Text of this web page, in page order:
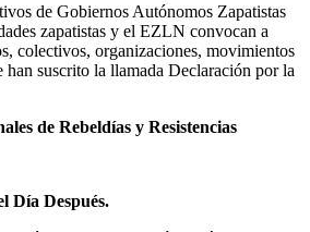
de Gobiernos Autónomos Zapatistas
zapatistas y el EZLN convocan a
colectivos, organizaciones, movimientos
suscrito la llamada Declaración por la
de Rebeldías y Resistencias
Día Después.